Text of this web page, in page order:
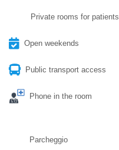
Private rooms for patients
Open weekends
Public transport access
Phone in the room
Parcheggio